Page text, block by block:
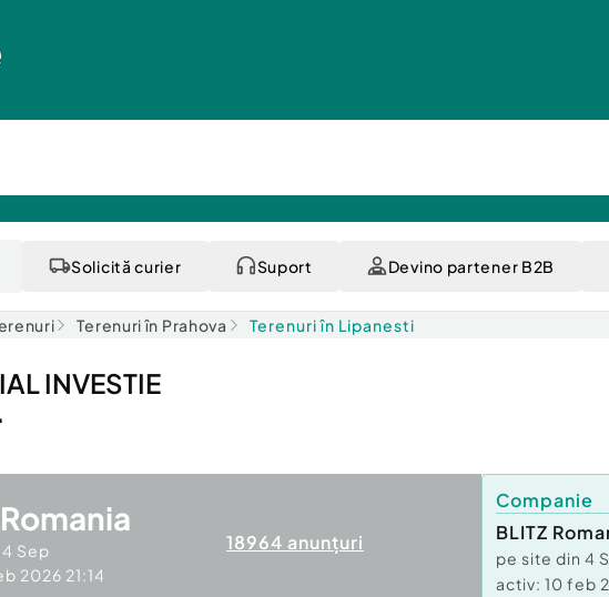
Solicită curier Suport Devino partener B2B
Terenuri în Prahova Terenuri în Lipanesti
INVESTIE
4 Sep
2026 21:14
18964 anunțuri
Companie
BLITZ
pe site din 4
activ: 10 feb